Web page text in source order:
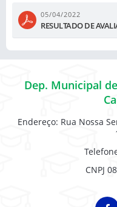
05/04/2022
RESULTADO DE
Dep. Municipal
Endereço: Rua Nossa
CNPJ